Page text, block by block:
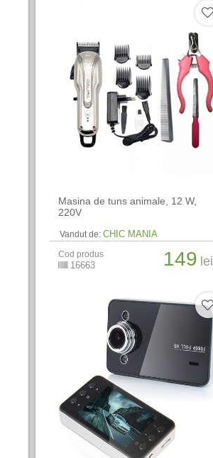
Masina de tuns animale, 12 W,
220V
Vandut de: CHIC MANIA
Cod produs
16663 149 lei